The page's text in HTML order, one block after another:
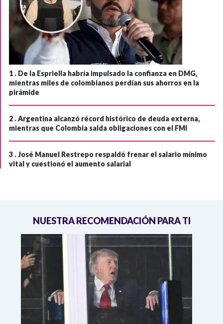
1 . De la Espriella habría impulsado la confianza en DMG,
mientras miles de colombianos perdían sus ahorros en la
pirámide
2 .Argentina alcanzó récord histórico de deuda externa,
mientras que Colombia salda obligaciones con el FMI
3 .José Manuel Restrepo respaldó frenar el salario mínimo
vital y cuestionó el aumento salarial
NUESTRA RECOMENDACIÓN PARA TI